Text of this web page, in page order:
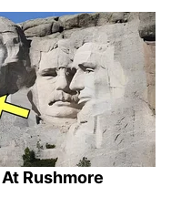
Rushmore